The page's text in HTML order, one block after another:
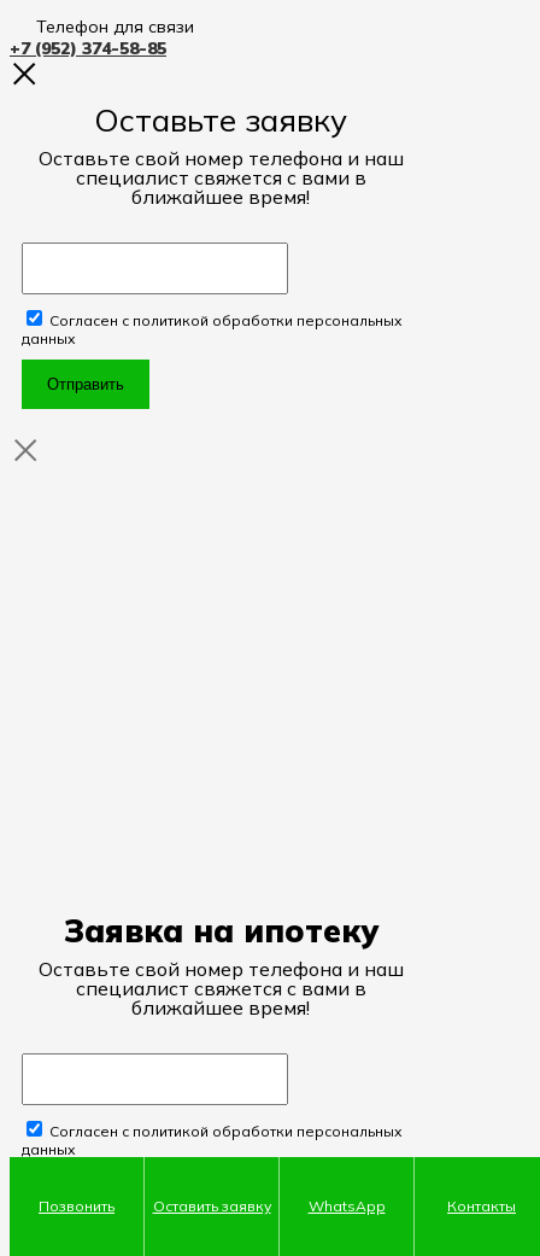
Позвонить Оставить заявку WhatsApp Контакты
Телефон для связи
+7 (952) 374-58-85
Оставьте заявку
Оставьте свой номер телефона и наш
специалист свяжется с вами в
ближайшее время!
Согласен с политикой обработки персональных
данных
Отправить
Заявка на ипотеку
Оставьте свой номер телефона и наш
специалист свяжется с вами в
ближайшее время!
Согласен с политикой обработки персональных
данных